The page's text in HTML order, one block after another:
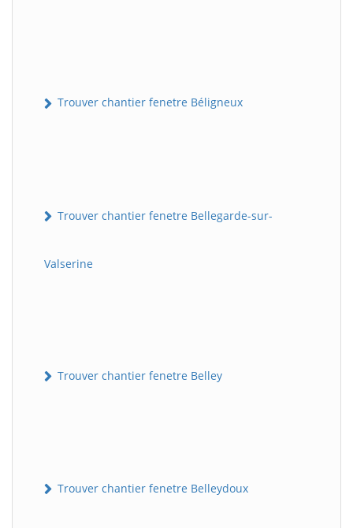
Trouver chantier fenetre Béligneux
Trouver chantier fenetre Bellegarde-sur-
Valserine
Trouver chantier fenetre Belley
Trouver chantier fenetre Belleydoux